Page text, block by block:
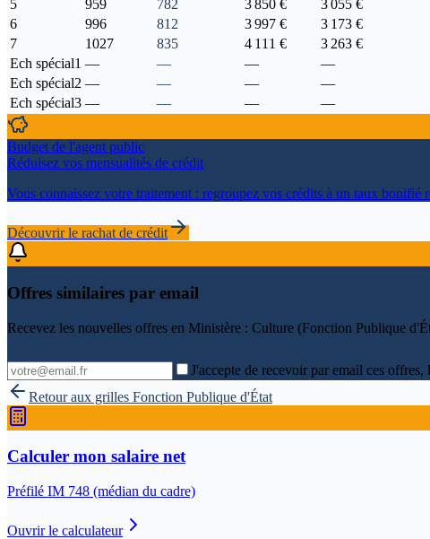
5
959 782 3 850 € 3 055 €
6
996 812 3 997 € 3 173 €
7
1027 835 4 111 € 3 263 €
Ech spécial1 — — — —
Ech spécial2 — — — —
Ech spécial3 — — — —
Budget de l'agent public
Réduisez vos mensualités de crédit
Vous connaissez votre traitement : regroupez vos crédits à un taux bonifié
Découvrir le rachat de crédit
Offres similaires par email
Recevez les nouvelles offres en Ministère : Culture (Fonction Publique
J'accepte de recevoir par email ces
Retour aux grilles Fonction Publique d'État
Calculer mon salaire net
Préfilé IM 748 (médian du cadre)
Ouvrir le calculateur